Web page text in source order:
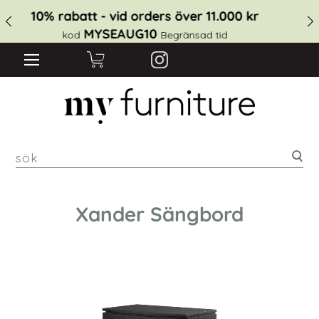
10% rabatt - vid orders över 11.000 kr
kodMYSEAUG10Begränsad tid
Xander Sängbord